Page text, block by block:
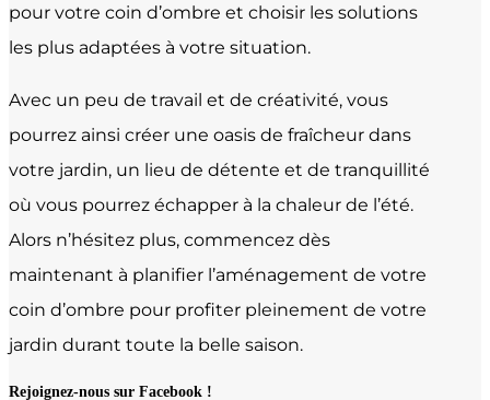
pour votre coin d’ombre et choisir les solutions
les plus adaptées à votre situation.
Avec un peu de travail et de créativité, vous
pourrez ainsi créer une oasis de fraîcheur dans
votre jardin, un lieu de détente et de tranquillité
où vous pourrez échapper à la chaleur de l’été.
Alors n’hésitez plus, commencez dès
maintenant à planifier l’aménagement de votre
coin d’ombre pour profiter pleinement de votre
jardin durant toute la belle saison.
Rejoignez-nous sur Facebook !